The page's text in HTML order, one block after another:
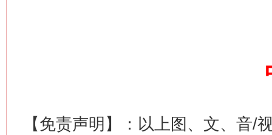
【免责声明】：以上图、文、音/